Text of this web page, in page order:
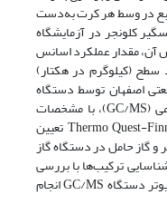
در وسط هر کرت به‌دست
کلونجر در آزمایشگاه
آن، مقدار عملکرد اسانس
(کیلوگرم در هکتار)
اصفهان توسط دستگاه
کروماتوگرافی گازی متصل به طیف­سنج جرمی (GC/MS)، با مشخصات
مدل TRACE MS و ساخت شرکت Thermo Quest-Finnigan تعیین
استفاده 60 سانتی‌متر و گاز حامل در دستگاه گاز
ترکیب‌ها با بررسی
طیف­های جرمی پیشنهادی کتابخانه های کامپیوتر دستگاه GC/MS انجام